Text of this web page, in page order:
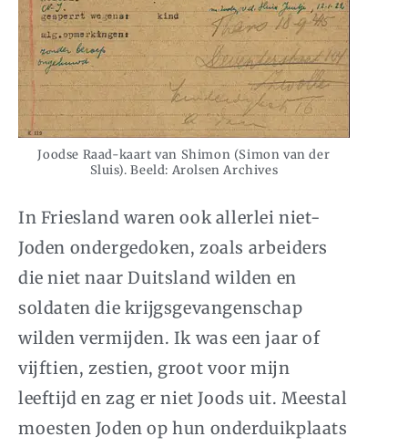
Joodse Raad-kaart van Shimon (Simon van der
Sluis). Beeld: Arolsen Archives
In Friesland waren ook allerlei niet-
Joden ondergedoken, zoals arbeiders
die niet naar Duitsland wilden en
soldaten die krijgsgevangenschap
wilden vermijden. Ik was een jaar of
vijftien, zestien, groot voor mijn
leeftijd en zag er niet Joods uit. Meestal
moesten Joden op hun onderduikplaats